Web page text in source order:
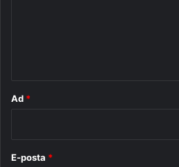
Ad *
E-posta *